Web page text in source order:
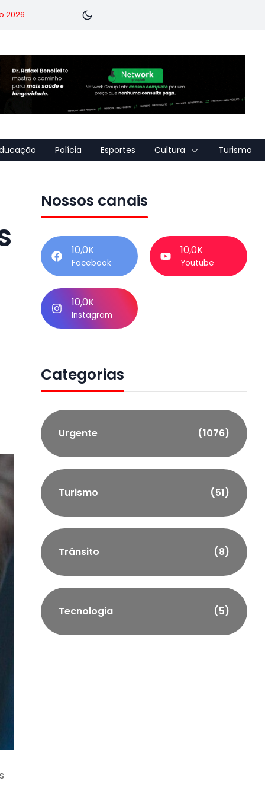
2026
Polícia Esportes Cultura Turismo
Nossos canais
10,0K
Facebook
10,0K
Youtube
10,0K
Instagram
Categorias
Urgente (1076)
Turismo (51)
Trânsito (8)
Tecnologia (5)